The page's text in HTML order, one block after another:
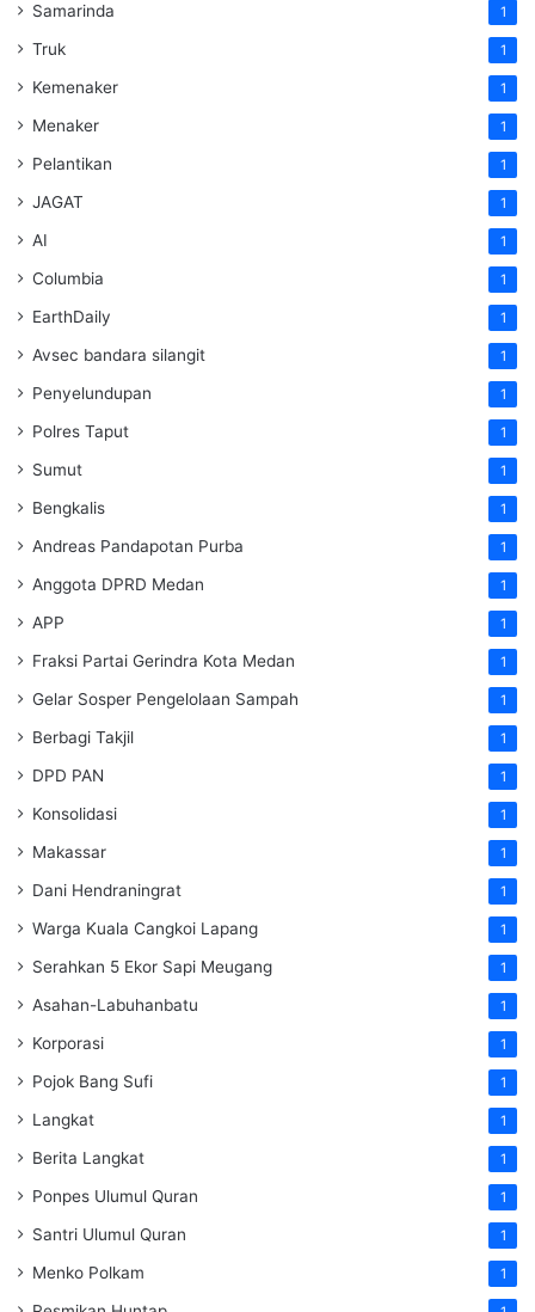
Samarinda 1
Truk 1
Kemenaker 1
Menaker 1
Pelantikan 1
JAGAT 1
AI 1
Columbia 1
EarthDaily 1
Avsec bandara silangit 1
Penyelundupan 1
Polres Taput 1
Sumut 1
Bengkalis 1
Andreas Pandapotan Purba 1
Anggota DPRD Medan 1
APP 1
Fraksi Partai Gerindra Kota Medan 1
Gelar Sosper Pengelolaan Sampah 1
Berbagi Takjil 1
DPD PAN 1
Konsolidasi 1
Makassar 1
Dani Hendraningrat 1
Warga Kuala Cangkoi Lapang 1
Serahkan 5 Ekor Sapi Meugang 1
Asahan-Labuhanbatu 1
Korporasi 1
Pojok Bang Sufi 1
Langkat 1
Berita Langkat 1
Ponpes Ulumul Quran 1
Santri Ulumul Quran 1
Menko Polkam 1